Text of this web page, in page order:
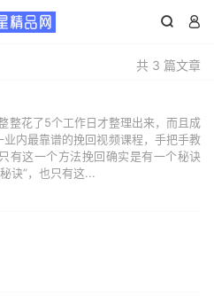
 
共 3 篇文章
整花了5个工作日才整理出来，而且成
内最靠谱的挽回视频课程，手把手教
有这一个方法挽回确实是有一个秘诀
诀”，也只有这...